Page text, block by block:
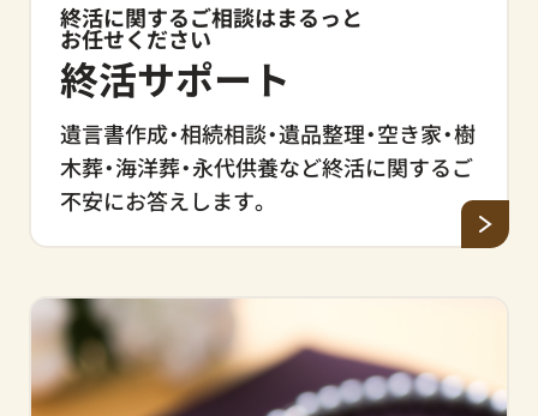
終活に関するご相談はまるっと
お任せください
終活サポート
遺言書作成・相続相談・遺品整理・空き家・樹
木葬・海洋葬・永代供養など終活に関するご
不安にお答えします。